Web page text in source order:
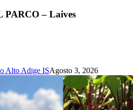
PARCO – Laives
Alto Adige ISAgosto 3, 2026